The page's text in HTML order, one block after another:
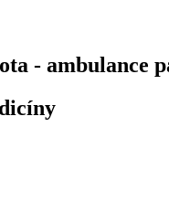
- ambulance